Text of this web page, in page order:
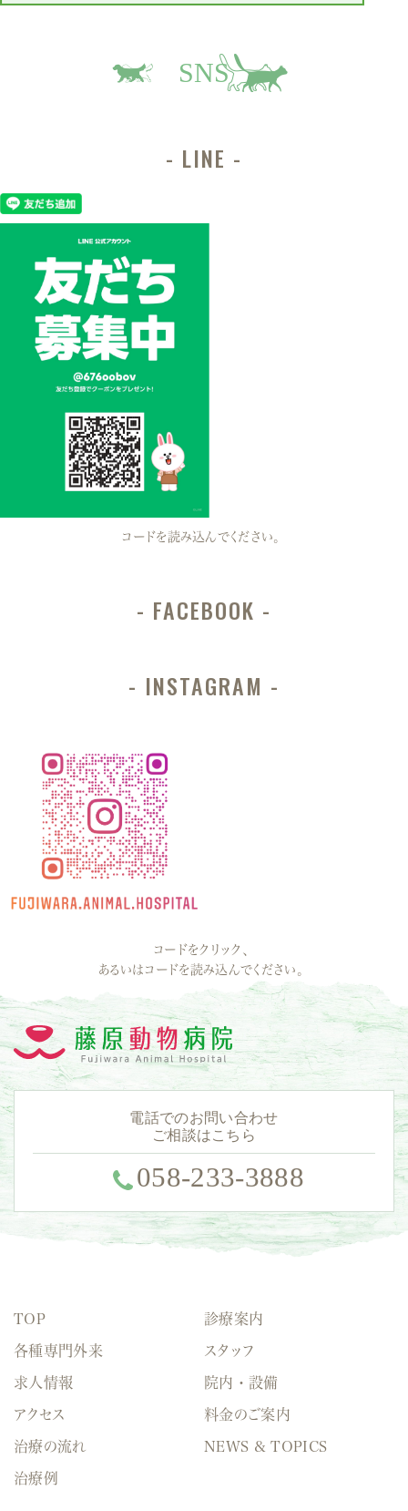
SNS
LINE
コードを読み込んでください。
FACEBOOK
INSTAGRAM
コードをクリック、
あるいはコードを読み込んでください。
電話でのお問い合わせ
ご相談はこちら
058-233-3888
TOP 診療案内
各種専門外来 スタッフ
求人情報 院内・設備
アクセス 料金のご案内
治療の流れ NEWS & TOPICS
治療例